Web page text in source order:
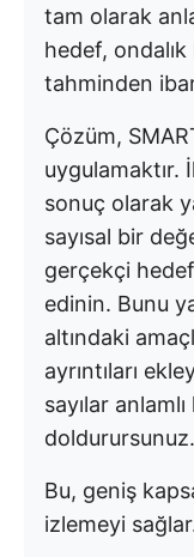
tam olarak
hedef,
tahminden
Çözüm,
uygulamaktır.
sonuç olarak
sayısal bir
gerçekçi
edinin. Bunu
altındaki
ayrıntıları
sayılar
doldurursunuz.
Bu, geniş
izlemeyi